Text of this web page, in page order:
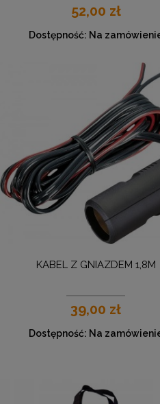
52,00 zł
Dostępność: Na
KABEL Z GNIAZDEM 1,8M
39,00 zł
Dostępność: Na